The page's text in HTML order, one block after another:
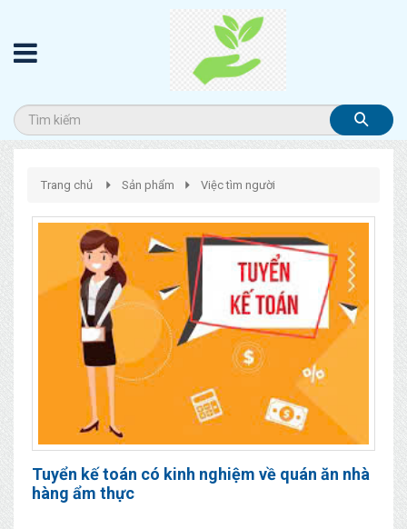
Trang chủ Sản phẩm Việc tìm người
Tuyển kế toán có kinh nghiệm về quán ăn nhà
hàng ẩm thực